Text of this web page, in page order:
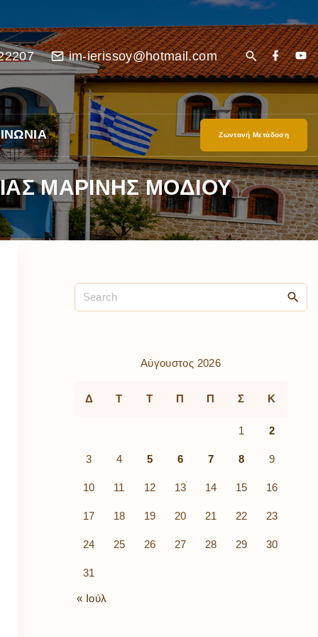
im-ierissoy@hotmail.com
Ζωντανή Μετάδοση
ΜΑΡΙΝΗΣ ΜΟΔΙΟΥ
Αύγουστος 2026
Δ Τ Τ Π Π Σ Κ
1 2
3 4 5 6 7 8 9
10 11 12 13 14 15 16
17 18 19 20 21 22 23
24 25 26 27 28 29 30
31
« Ιούλ